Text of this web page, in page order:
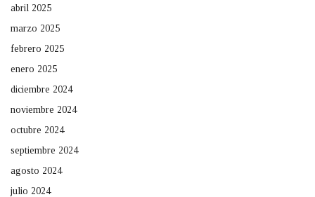
abril 2025
marzo 2025
febrero 2025
enero 2025
diciembre 2024
noviembre 2024
octubre 2024
septiembre 2024
agosto 2024
julio 2024